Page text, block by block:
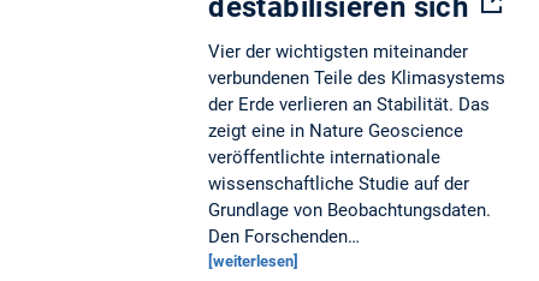
destabilisieren sich
Vier der wichtigsten miteinander
verbundenen Teile des Klimasystems
der Erde verlieren an Stabilität. Das
zeigt eine in Nature Geoscience
veröffentlichte internationale
wissenschaftliche Studie auf der
Grundlage von Beobachtungsdaten.
Den Forschenden…
[weiterlesen]